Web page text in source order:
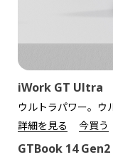
iWork GT Ultra
詳細を見る
今買う
GTBook 14 Gen2